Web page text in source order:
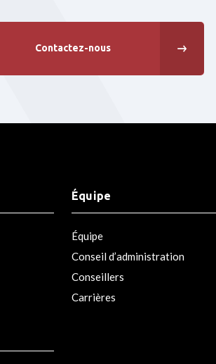
Contactez-nous
Équipe
Équipe
Conseil d’administration
Conseillers
Carrières